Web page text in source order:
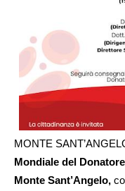
​MONTE
Mondiale del
Monte Sant’Angelo,